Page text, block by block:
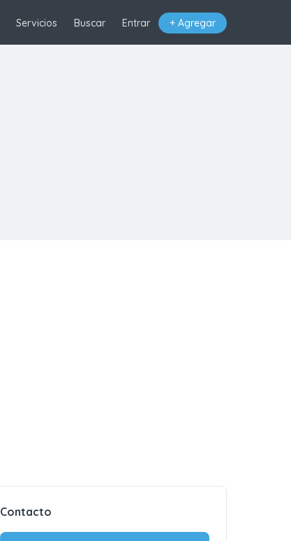
Servicios Buscar Entrar + Agregar
Contacto